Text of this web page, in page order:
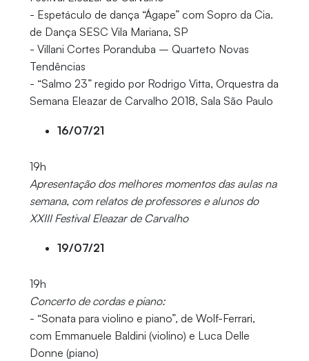
- Espetáculo de dança “Ágape” com Sopro da Cia.
de Dança SESC Vila Mariana, SP
- Villani Cortes Poranduba – Quarteto Novas
Tendências
- “Salmo 23” regido por Rodrigo Vitta, Orquestra da
Semana Eleazar de Carvalho 2018, Sala São Paulo
16/07/21
19h
Apresentação dos melhores momentos das aulas na
semana, com relatos de professores e alunos do
XXIII Festival Eleazar de Carvalho
19/07/21
19h
Concerto de cordas e piano:
- “Sonata para violino e piano”, de Wolf-Ferrari,
com Emmanuele Baldini (violino) e Luca Delle
Donne (piano)